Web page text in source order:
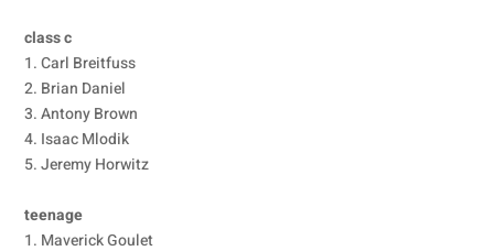
class c
1. Carl Breitfuss
2. Brian Daniel
3. Antony Brown
4. Isaac Mlodik
5. Jeremy Horwitz
teenage
1. Maverick Goulet